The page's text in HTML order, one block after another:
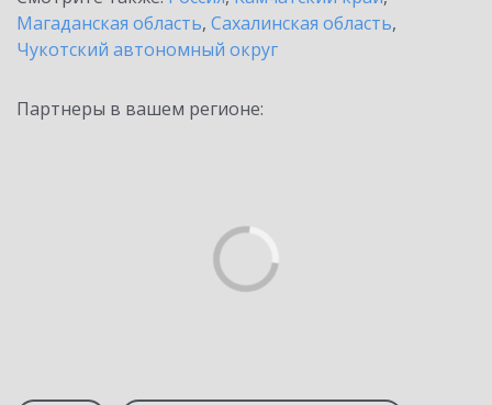
Магаданская область, Сахалинская область,
Чукотский автономный округ
Партнеры в вашем регионе: